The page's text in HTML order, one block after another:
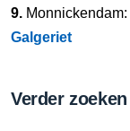
9. Monnickendam:
Galgeriet
Verder zoeken